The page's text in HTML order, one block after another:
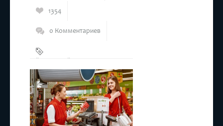
1354
0 Комментариев
"Карусель"
X5 Retail
Group,
Наценка,
Перекресток,
продукты,
Пятерочка,